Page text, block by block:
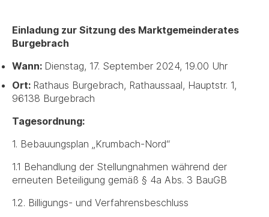
Einladung zur Sitzung des Marktgemeinderates
Burgebrach
Wann: Dienstag, 17. September 2024, 19.00 Uhr
Ort: Rathaus Burgebrach, Rathaussaal, Hauptstr. 1,
96138 Burgebrach
Tagesordnung:
1. Bebauungsplan „Krumbach-Nord“
1.1 Behandlung der Stellungnahmen während der
erneuten Beteiligung gemäß § 4a Abs. 3 BauGB
1.2. Billigungs- und Verfahrensbeschluss